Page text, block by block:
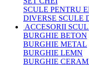
SCULE PENTRU
DIVERSE SCULE
ACCESORII
BURGHIE BETON
BURGHIE METAL
BURGHIE LEMN
BURGHIE